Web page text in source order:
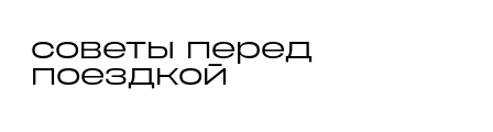
советы перед
поездкой